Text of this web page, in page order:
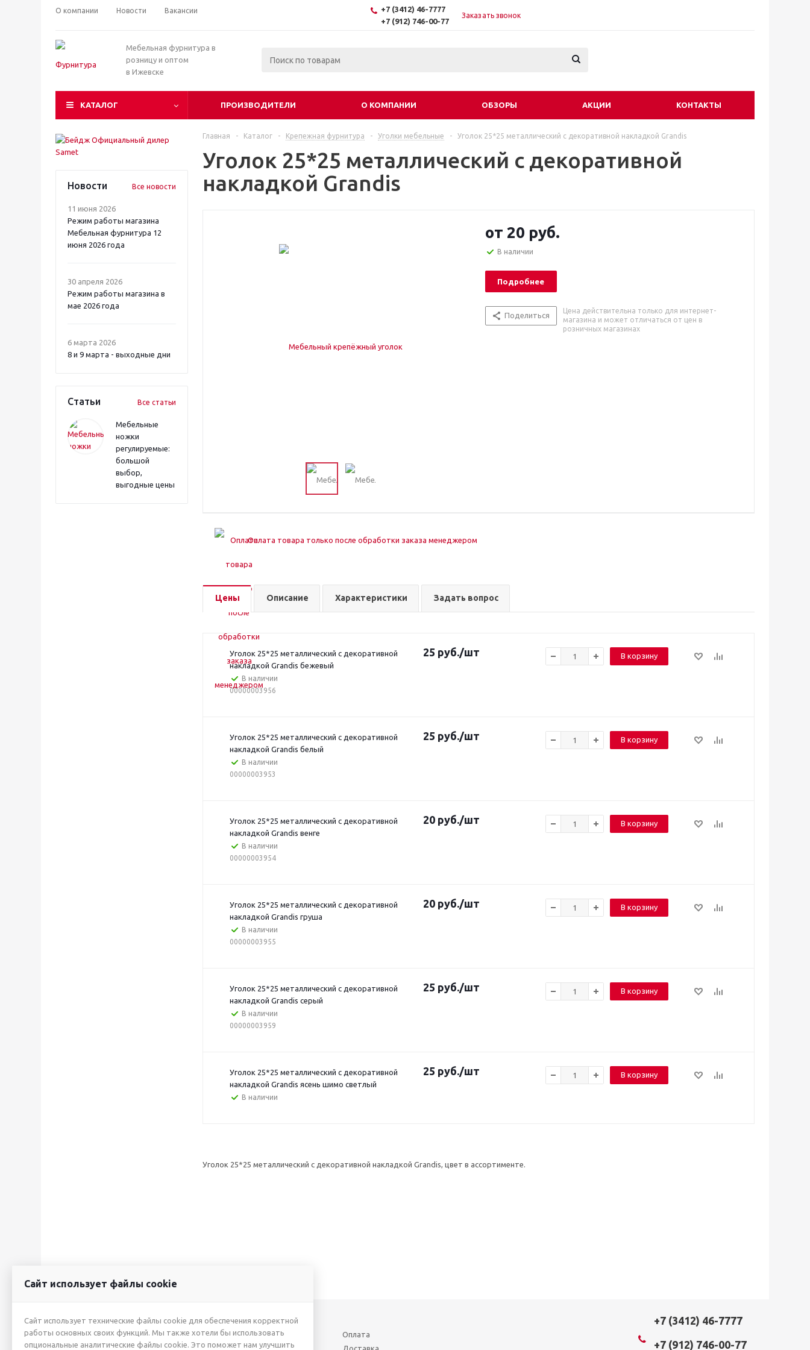
О компании Новости Вакансии
+7 (3412) 46-7777
+7 (912) 746-00-77
Заказать звонок
Мебельная фурнитура в
розницу и оптом
в Ижевске
КАТАЛОГ ПРОИЗВОДИТЕЛИ О КОМПАНИИ ОБЗОРЫ АКЦИИ КОНТАКТЫ
Новости Все новости
11 июня 2026
Режим работы магазина
Мебельная фурнитура 12
июня 2026 года
30 апреля 2026
Режим работы магазина в
мае 2026 года
6 марта 2026
8 и 9 марта - выходные дни
Статьи Все статьи
Мебельные
ножки
регулируемые:
большой
выбор,
выгодные цены
Главная - Каталог - Крепежная фурнитура - Уголки мебельные - Уголок 25*25 металлический с декоративной накладкой Grandis
Уголок 25*25 металлический с декоративной
накладкой Grandis
от 20 руб.
В наличии
Подробнее
Поделиться
Цена действительна только для интернет-
магазина и может отличаться от цен в
розничных магазинах
Оплата товара только после обработки заказа менеджером
Цены Описание Характеристики Задать вопрос
Уголок 25*25 металлический с декоративной
накладкой Grandis бежевый
В наличии
00000003956
25 руб./шт В корзину
Уголок 25*25 металлический с декоративной
накладкой Grandis белый
В наличии
00000003953
25 руб./шт В корзину
Уголок 25*25 металлический с декоративной
накладкой Grandis венге
В наличии
00000003954
20руб./шт В корзину
Уголок 25*25 металлический с декоративной
накладкой Grandis груша
В наличии
00000003955
20руб./шт В корзину
Уголок 25*25 металлический с декоративной
накладкой Grandis серый
В наличии
00000003959
25 руб./шт В корзину
Уголок 25*25 металлический с декоративной
накладкой Grandis ясень шимо светлый
В наличии
25 руб./шт В корзину
Уголок 25*25 металлический с декоративной накладкой Grandis, цвет в ассортименте.
2026 © ИП Жуйкова А.Ю.
О КОМПАНИИ
Новости
Производители
Оплата
Доставка
+7 (3412) 46-7777
+7 (912) 746-00-77
Сайт использует файлы cookie
Сайт использует технические файлы cookie для обеспечения корректной
работы основных своих функций. Мы также хотели бы использовать
опциональные аналитические файлы cookie. Это поможет нам улучшить